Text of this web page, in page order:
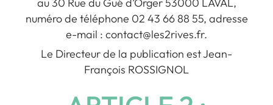
numéro de téléphone 02 43 66 88 55, adresse
e-mail : contact@les2rives.fr.
Le Directeur de la publication est Jean-
François ROSSIGNOL